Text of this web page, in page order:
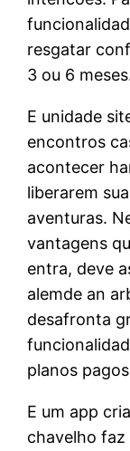
resgatar
3 ou 6
E unidade
encontros
acontecer
liberarem
aventuras.
vantagens
entra, deve
alemde an
desafronta
planos
E um app
chavelho faz